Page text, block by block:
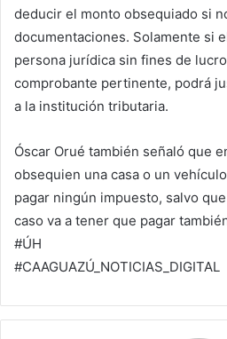
deducir el monto obsequiado si
documentaciones. Solamente si
persona jurídica sin fines de
comprobante pertinente, podrá
a la institución tributaria.
Óscar Orué también señaló que
obsequien una casa o un
pagar ningún impuesto, salvo
caso va a tener que pagar
#ÚH
#CAAGUAZÚ_NOTICIAS_DIGITAL